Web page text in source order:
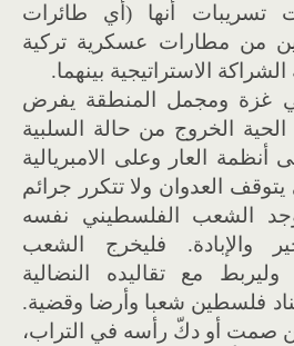
تسريبات أنها (أي طائرات
من مطارات عسكرية تركية
الاستراتيجية بينهما.
غزة ومجمل المنطقة يفرض
الخروج من حالة السلبية
العار وعلى الامبريالية
يتوقف العدوان ولا تتكرر جرائم
حين وجد الشعب الفلسطيني نفسه
والإبادة. فليخرج الشعب
مع تقاليده النضالية
فلسطين شعبا وأرضا وقضية.
صمت أو دكّ رأسه في التراب،